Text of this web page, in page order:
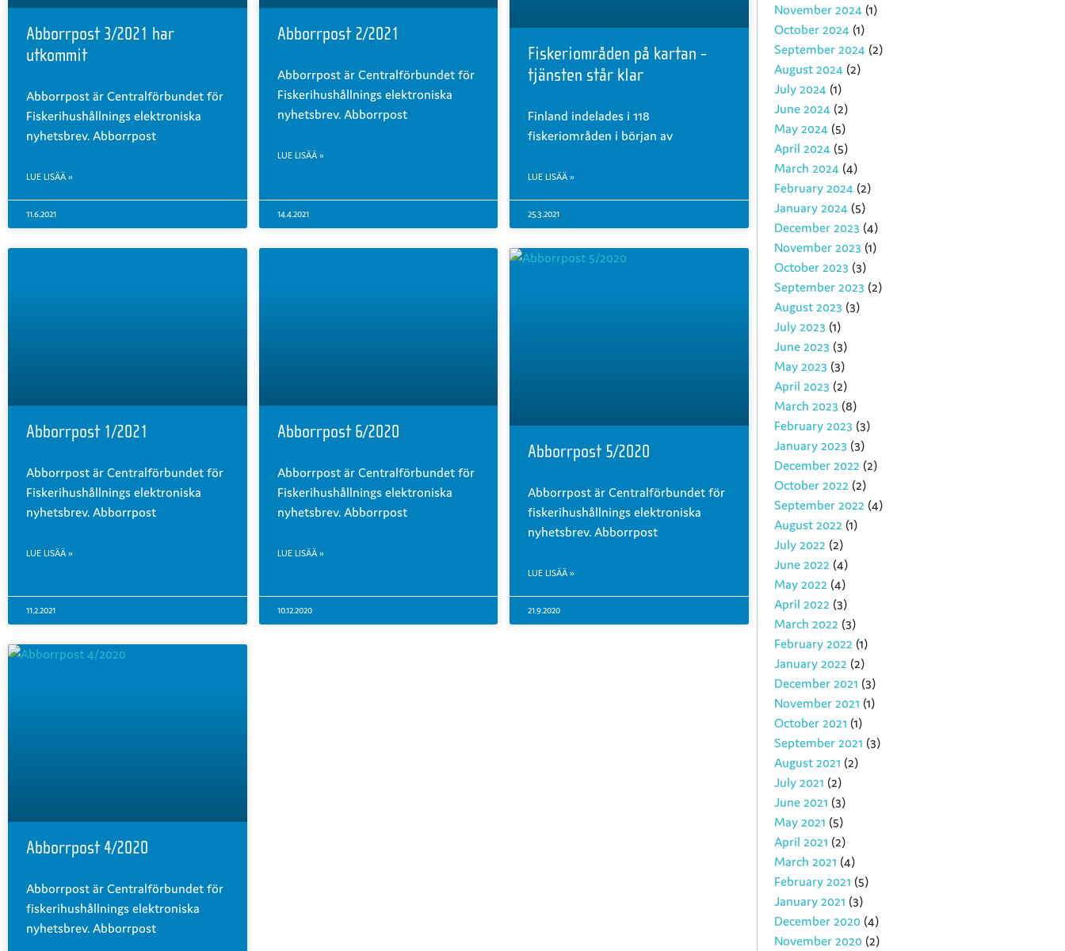
Abborrpost 3/2021 har
utkommit
Abborrpost är Centralförbundet för
Fiskerihushållnings elektroniska
nyhetsbrev. Abborrpost
LUE LISÄÄ »
11.6.2021
Abborrpost 2/2021
Abborrpost är Centralförbundet för
Fiskerihushållnings elektroniska
nyhetsbrev. Abborrpost
LUE LISÄÄ »
14.4.2021
Fiskeriområden på kartan -
tjänsten står klar
Finland indelades i 118
fiskeriområden i början av
LUE LISÄÄ »
25.3.2021
Abborrpost 1/2021
Abborrpost är Centralförbundet för
Fiskerihushållnings elektroniska
nyhetsbrev. Abborrpost
LUE LISÄÄ »
11.2.2021
Abborrpost 6/2020
Abborrpost är Centralförbundet för
Fiskerihushållnings elektroniska
nyhetsbrev. Abborrpost
LUE LISÄÄ »
10.12.2020
Abborrpost 5/2020
Abborrpost är Centralförbundet för
fiskerihushållnings elektroniska
nyhetsbrev. Abborrpost
LUE LISÄÄ »
21.9.2020
Abborrpost 4/2020
Abborrpost är Centralförbundet för
fiskerihushållnings elektroniska
nyhetsbrev. Abborrpost
November 2024 (1)
October 2024 (1)
September 2024 (2)
August 2024 (2)
July 2024 (1)
June 2024 (2)
May 2024 (5)
April 2024 (5)
March 2024 (4)
February 2024 (2)
January 2024 (5)
December 2023 (4)
November 2023 (1)
October 2023 (3)
September 2023 (2)
August 2023 (3)
July 2023 (1)
June 2023 (3)
May 2023 (3)
April 2023 (2)
March 2023 (8)
February 2023 (3)
January 2023 (3)
December 2022 (2)
October 2022 (2)
September 2022 (4)
August 2022 (1)
July 2022 (2)
June 2022 (4)
May 2022 (4)
April 2022 (3)
March 2022 (3)
February 2022 (1)
January 2022 (2)
December 2021 (3)
November 2021 (1)
October 2021 (1)
September 2021 (3)
August 2021 (2)
July 2021 (2)
June 2021 (3)
May 2021 (5)
April 2021 (2)
March 2021 (4)
February 2021 (5)
January 2021 (3)
December 2020 (4)
November 2020 (2)